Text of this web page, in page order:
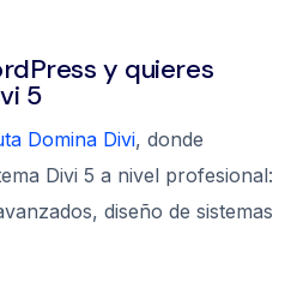
y quieres
5
Domina Divi, donde
Divi 5 a nivel profesional:
diseño de sistemas